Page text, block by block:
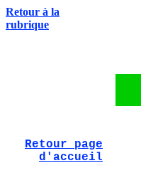
Retour à la
rubrique
Retour page
d'accueil